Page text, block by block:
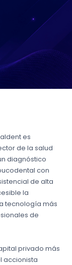
es
de la salud
diagnóstico
con
de alta
la
tecnología más
de
privado más
accionista